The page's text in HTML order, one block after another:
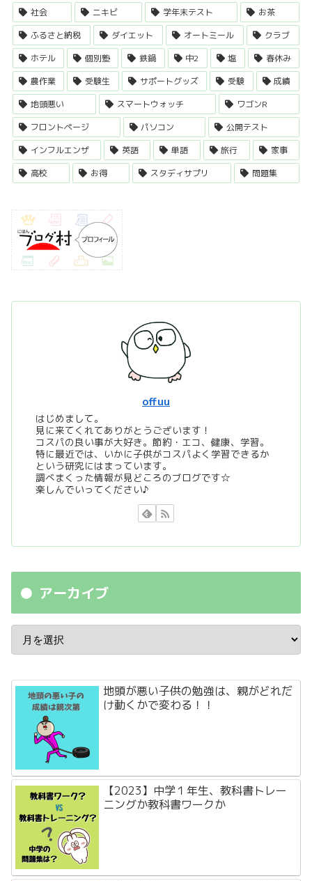
社会 ニキビ 学年末テスト
お茶
ふるさと納税
ダイエット オートミール
クラブ
ホテル
個別塾 鉄鍋 中2 塩
春休み
農作業
受験生 サポートグッズ 受験
成績
地頭悪い
スマートウォッチ
ワゴンR
フロントページ
パソコン
公開テスト
インフルエンザ
英語 単語 旅行
家事
高校
お得 スタディサプリ 問題集
offuu
はじめまして。
見に来てくれてありがとうございます！
コスパの良い事が大好き。節約・エコ、健康、学習。
特に最近では、いかに子供がコスパよく学習できるか
という研究にはまっています。
調べまくった情報が見どころのブログです☆
楽しんでいってください♪
アーカイブ
地頭が悪い子供の勉強は、親がどれだ
け動くかで変わる！！
【2023】中学１年生、教科書トレー
ニングか教科書ワークか